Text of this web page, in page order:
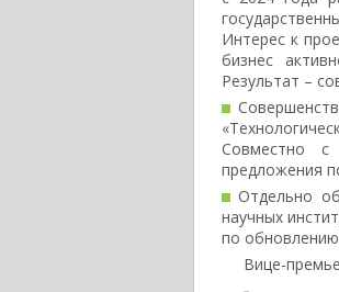
Интерес к
бизнес
Результат –
Совместно с
предложения
Отдельно
научных
по
Вице-